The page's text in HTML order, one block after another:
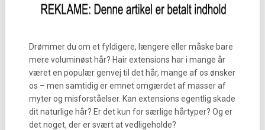
Drømmer du om et fyldigere, længere eller måske bare
mere voluminøst hår? Hair extensions har i mange år
været en populær genvej til det hår, mange af os ønsker
os – men samtidig er emnet omgærdet af masser af
myter og misforståelser. Kan extensions egentlig skade
dit naturlige hår? Er det kun for særlige hårtyper? Og er
det noget, der er svært at vedligeholde?